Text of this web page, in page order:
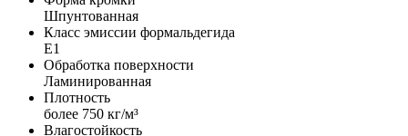
Шпунтованная
Класс эмиссии формальдегида
Е1
Обработка поверхности
Ламинированная
Плотность
более 750 кг/м³
Влагостойкость